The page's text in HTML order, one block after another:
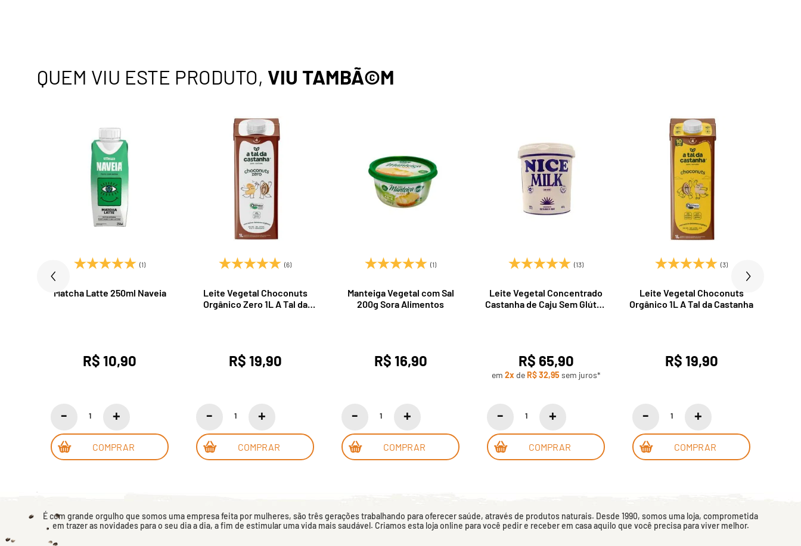
QUEM VIU ESTE PRODUTO, VIU TAMBÃ©M
(1)
Matcha Latte 250ml Naveia
R$ 10,90
COMPRAR
(6)
Leite Vegetal Choconuts
Orgânico Zero 1L A Tal da
R$ 19,90
COMPRAR
(1)
Manteiga Vegetal com Sal
200g Sora Alimentos
R$ 16,90
COMPRAR
(13)
Leite Vegetal Concentrado
Castanha de Caju Sem Glúten
R$ 65,90
em 2x deR$ 32,95 sem juros*
COMPRAR
(3)
Leite Vegetal Choconuts
Orgânico 1L A Tal da Castanha
R$ 19,90
COMPRAR
É com grande orgulho que somos uma empresa feita por mulheres, são três gerações trabalhando para oferecer saúde, através de produtos naturais. Desde 1990, somos uma loja, comprometida
em trazer as novidades para o seu dia a dia, a fim de estimular uma vida mais saudável. Criamos esta loja online para você pedir e receber em casa aquilo que você precisa para viver melhor.